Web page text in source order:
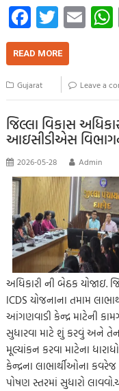
Fa
ce
b
o
o
k
T
wi
tt
er
E
m
READ MORE
Gujarat Leave a
જિલ્લા વિકાસ
આઇસીડીએસ
2026-05-28 Admin
અધિકારી ની બેઠક યોજાઇ.
ICDS યોજનાના તમામ
આંગણવાડી કેન્દ્ર માટેની
સુધારવા માટે શું કરવું અને
મૂલ્યાંકન કરવા માટેના
કેન્દ્રના લાભાર્થીઓના
પોષણ સ્તરમાં સુધારો